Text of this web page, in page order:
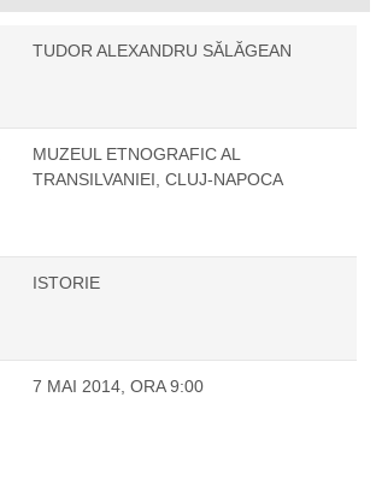
TUDOR ALEXANDRU SĂLĂGEAN
MUZEUL ETNOGRAFIC AL
TRANSILVANIEI, CLUJ-NAPOCA
ISTORIE
7 MAI 2014, ORA 9:00